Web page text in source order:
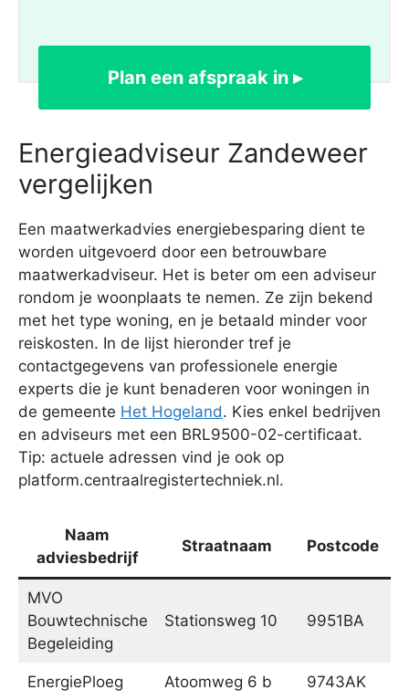
Plan een afspraak in ▸
Energieadviseur Zandeweer
vergelijken
Een maatwerkadvies energiebesparing dient te
worden uitgevoerd door een betrouwbare
maatwerkadviseur. Het is beter om een adviseur
rondom je woonplaats te nemen. Ze zijn bekend
met het type woning, en je betaald minder voor
reiskosten. In de lijst hieronder tref je
contactgegevens van professionele energie
experts die je kunt benaderen voor woningen in
de gemeente Het Hogeland. Kies enkel bedrijven
en adviseurs met een BRL9500-02-certificaat.
Tip: actuele adressen vind je ook op
platform.centraalregistertechniek.nl.
Naam
adviesbedrijf
Straatnaam Postcode
MVO
Bouwtechnische
Begeleiding
Stationsweg 10 9951BA
EnergiePloeg Atoomweg 6 b 9743AK